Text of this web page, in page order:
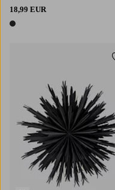
18,99 EUR
1 väri